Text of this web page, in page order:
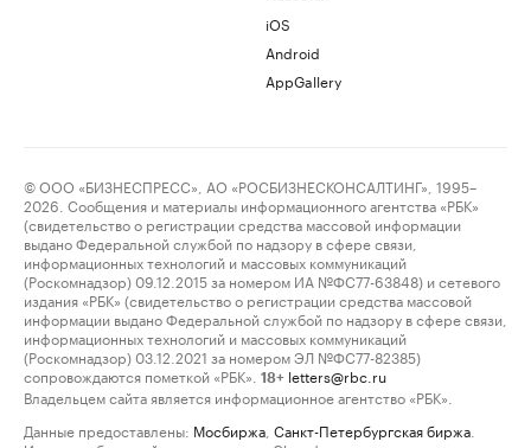
iOS
Android
AppGallery
© ООО «БИЗНЕСПРЕСС», АО «РОСБИЗНЕСКОНСАЛТИНГ», 1995–
2026. Сообщения и материалы информационного агентства «РБК»
(свидетельство о регистрации средства массовой информации
выдано Федеральной службой по надзору в сфере связи,
информационных технологий и массовых коммуникаций
(Роскомнадзор) 09.12.2015 за номером ИА №ФС77-63848) и сетевого
издания «РБК» (свидетельство о регистрации средства массовой
информации выдано Федеральной службой по надзору в сфере связи,
информационных технологий и массовых коммуникаций
(Роскомнадзор) 03.12.2021 за номером ЭЛ №ФС77-82385)
сопровождаются пометкой «РБК».
18+ letters@rbc.ru
Владельцем сайта является информационное агентство «РБК».
Данные предоставлены: Мосбиржа Санкт-Петербургская биржа